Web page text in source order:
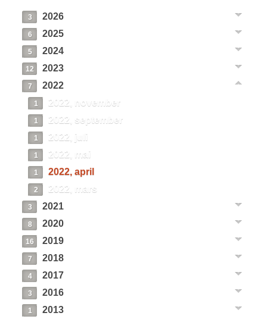
3 2026
6 2025
5 2024
12 2023
7 2022
1 2022, november
1 2022, september
1 2022, juli
1 2022, mai
1 2022, april
2 2022, mars
3 2021
8 2020
16 2019
7 2018
4 2017
3 2016
1 2013